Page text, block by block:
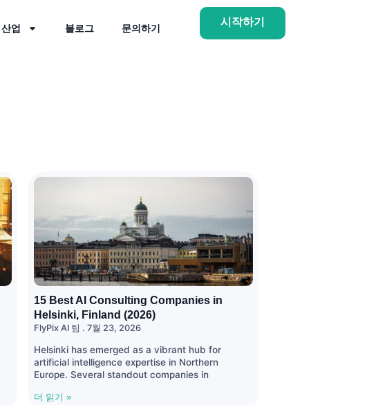
산업 블로그 문의하기
시작하기
15 Best AI Consulting Companies in
Helsinki, Finland (2026)
FlyPix AI 팀 7월 23, 2026
Helsinki has emerged as a vibrant hub for
artificial intelligence expertise in Northern
Europe. Several standout companies in
더 읽기 »